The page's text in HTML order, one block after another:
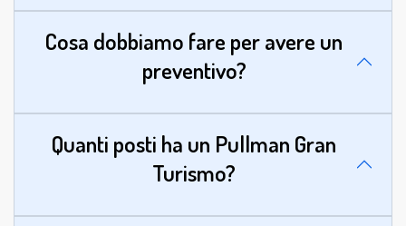
Cosa dobbiamo fare per avere un
preventivo?
Quanti posti ha un Pullman Gran
Turismo?